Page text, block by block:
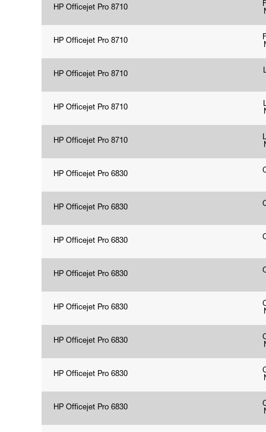
HP Officejet Pro 8710
HP Officejet Pro 8710
HP Officejet Pro 8710
HP Officejet Pro 8710
HP Officejet Pro 8710
HP Officejet Pro 6830
HP Officejet Pro 6830
HP Officejet Pro 6830
HP Officejet Pro 6830
HP Officejet Pro 6830
HP Officejet Pro 6830
HP Officejet Pro 6830
HP Officejet Pro 6830